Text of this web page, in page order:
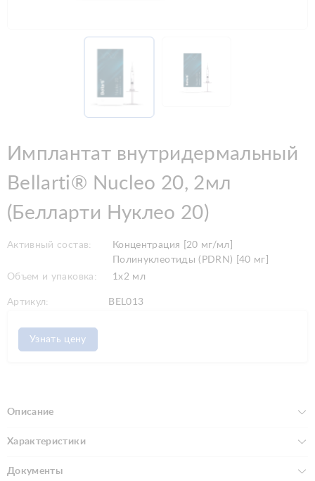
Имплантат внутридермальный
Bellarti® Nucleo 20, 2мл
(Белларти Нуклео 20)
Активный состав:
Концентрация [20 мг/мл]
Полинуклеотиды (PDRN) [40 мг]
Объем и упаковка:
1х2 мл
Артикул: BEL013
Узнать цену
Описание
Характеристики
Документы